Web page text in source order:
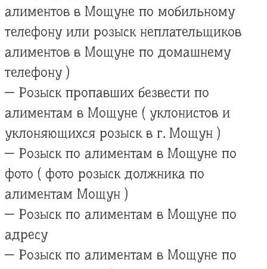
алиментов в Мощуне по мобильному
телефону или розыск неплательщиков
алиментов в Мощуне по домашнему
телефону )
— Розыск пропавших безвести по
алиментам в Мощуне ( уклонистов и
уклоняющихся розыск в г. Мощун )
— Розыск по алиментам в Мощуне по
фото ( фото розыск должника по
алиментам Мощун )
— Розыск по алиментам в Мощуне по
адресу
— Розыск по алиментам в Мощуне по